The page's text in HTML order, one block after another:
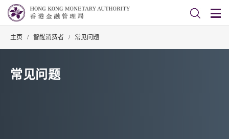
主页 / 智醒消费者 / 常见问题
常见问题